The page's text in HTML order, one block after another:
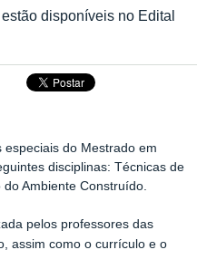
disponíveis no Edital
do Mestrado em
disciplinas: Técnicas de
Ambiente Construído.
pelos professores das
assim como o currículo e o